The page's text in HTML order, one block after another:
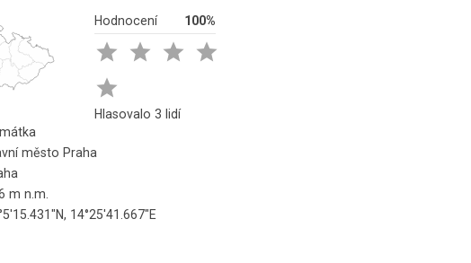
Hodnocení 100%
   

Hlasovalo 3 lidí
město Praha
m n.m.
14°25'41.667"E